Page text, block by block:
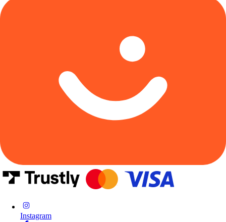
Instagram